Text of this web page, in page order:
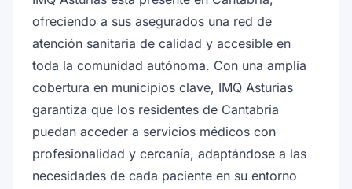
ofreciendo a sus asegurados una red de
atención sanitaria de calidad y accesible en
toda la comunidad autónoma. Con una amplia
cobertura en municipios clave, IMQ Asturias
garantiza que los residentes de Cantabria
puedan acceder a servicios médicos con
profesionalidad y cercanía, adaptándose a las
necesidades de cada paciente en su entorno